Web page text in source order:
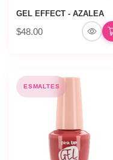
GEL EFFECT - AZALEA
$48.00
ESMALTES